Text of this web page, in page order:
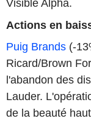
Visible Alpha.
Actions en
Puig Brands (-
Ricard/Brown
l'abandon des
Lauder.
de la beauté